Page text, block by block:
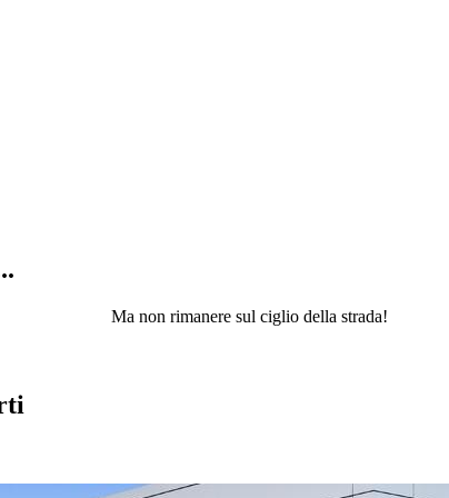
Ma non rimanere sul ciglio della strada!